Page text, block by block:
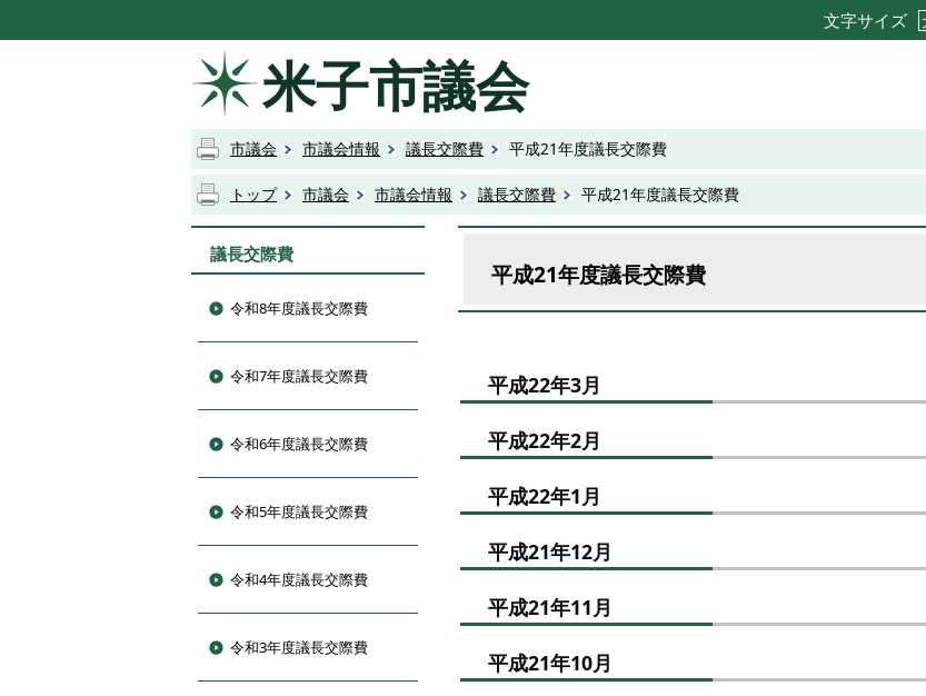
文字サイズ
米子市議会
市議会 市議会情報 議長交際費 平成21年度議長交際費
トップ 市議会 市議会情報 議長交際費 平成21年度議長交際費
議長交際費
令和8年度議長交際費
令和7年度議長交際費
令和6年度議長交際費
令和5年度議長交際費
令和4年度議長交際費
令和3年度議長交際費
平成21年度議長交際費
平成22年3月
平成22年2月
平成22年1月
平成21年12月
平成21年11月
平成21年10月